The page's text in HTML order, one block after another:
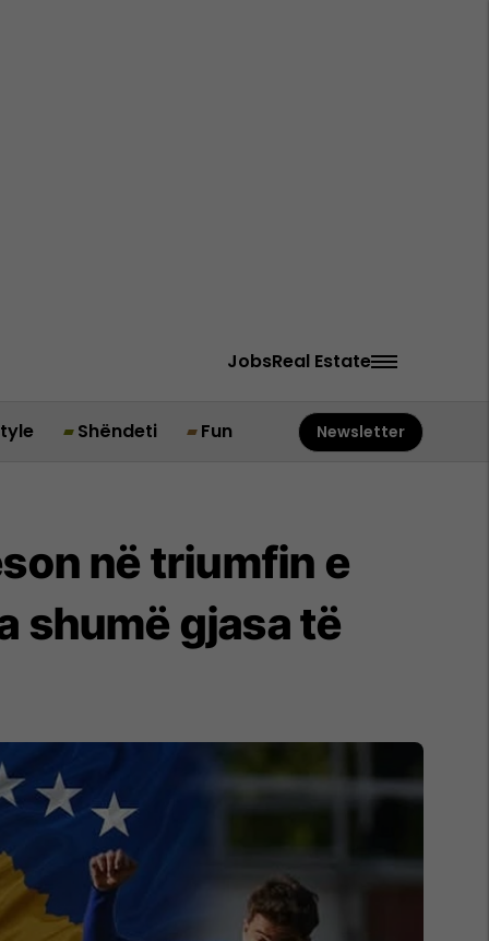
JobsReal Estate
Shëndeti Fun Newsletter
në triumfin e
shumë gjasa të